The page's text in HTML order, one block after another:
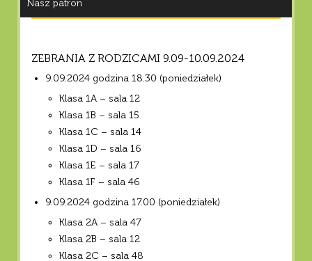
Nasz patron
ZEBRANIA Z RODZICAMI 9.09-10.09.2024
9.09.2024 godzina 18.30 (poniedziałek)
Klasa 1A – sala 12
Klasa 1B – sala 15
Klasa 1C – sala 14
Klasa 1D – sala 16
Klasa 1E – sala 17
Klasa 1F – sala 46
9.09.2024 godzina 17.00 (poniedziałek)
Klasa 2A – sala 47
Klasa 2B – sala 12
Klasa 2C – sala 48